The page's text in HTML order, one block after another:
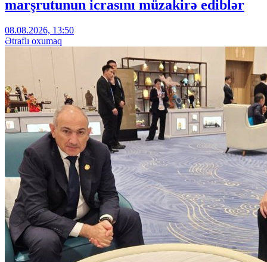
marşrutunun icrasını müzakirə ediblər
08.08.2026, 13:50
Ətraflı oxumaq